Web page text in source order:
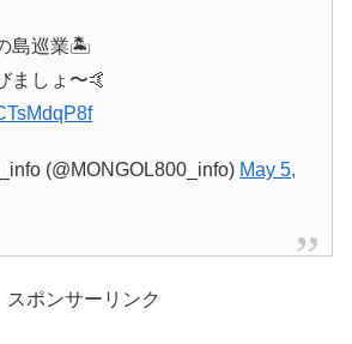
島巡業🏝️
ましょ〜🤙
(@MONGOL800_info) May 5,
スポンサーリンク